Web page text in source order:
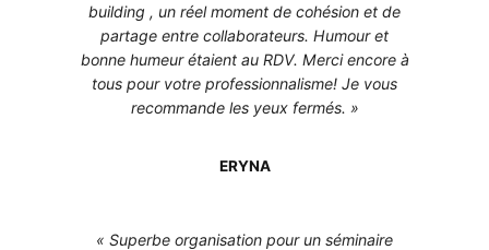
building , un réel moment de cohésion et de
partage entre collaborateurs. Humour et
bonne humeur étaient au RDV. Merci encore à
tous pour votre professionnalisme! Je vous
recommande les yeux fermés. »
ERYNA
« Superbe organisation pour un séminaire